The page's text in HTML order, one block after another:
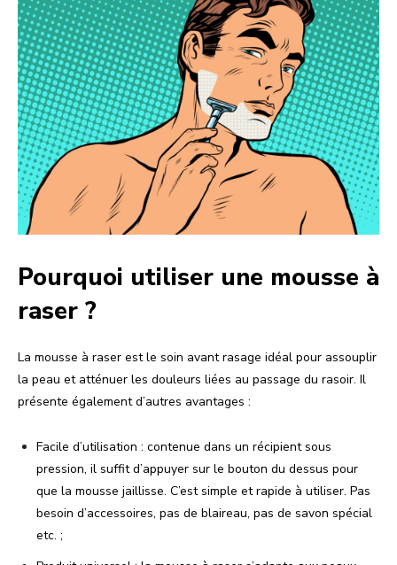
Pourquoi utiliser une mousse à
raser ?
La mousse à raser est le soin avant rasage idéal pour assouplir
la peau et atténuer les douleurs liées au passage du rasoir. Il
présente également d’autres avantages :
Facile d’utilisation : contenue dans un récipient sous
pression, il suffit d’appuyer sur le bouton du dessus pour
que la mousse jaillisse. C’est simple et rapide à utiliser. Pas
besoin d’accessoires, pas de blaireau, pas de savon spécial
etc. ;